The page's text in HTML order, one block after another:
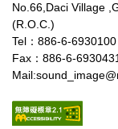
No.66,Daci Village
(R.O.C.)
Tel：886-6-
Fax：886-6-